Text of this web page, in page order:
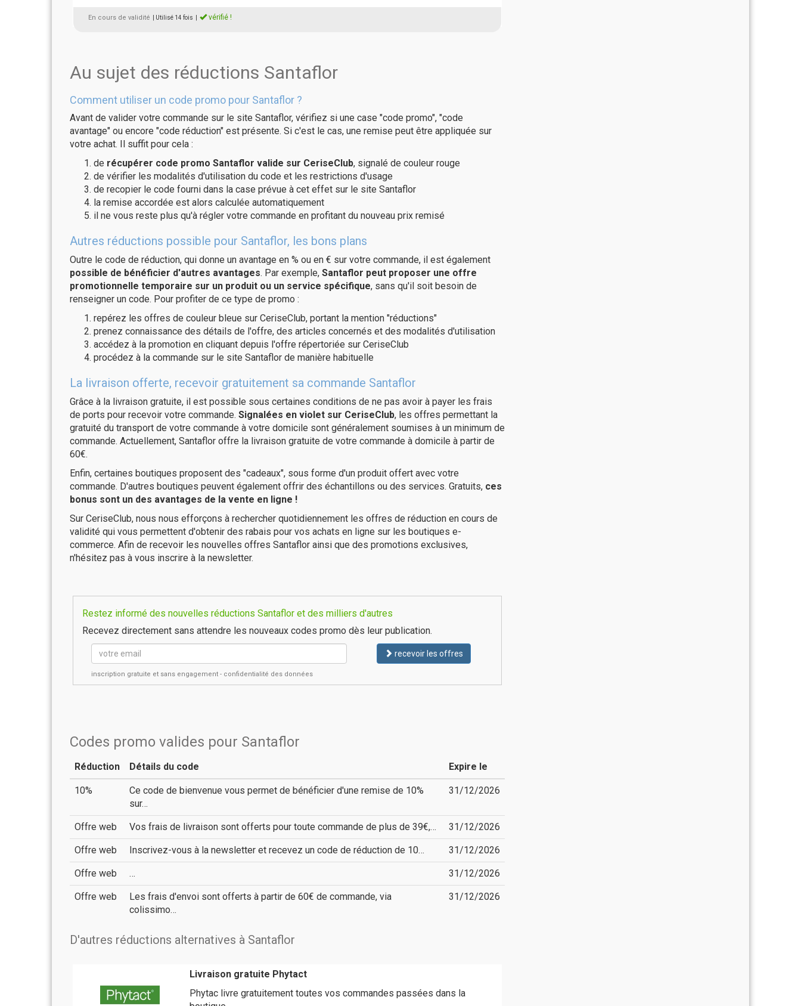
En cours de validité | Utilisé 14 fois vérifié !
Au sujet des réductions Santaflor
Comment utiliser un code promo pour Santaflor ?
Avant de valider votre commande sur le site Santaflor, vérifiez si une case "code promo", "code
avantage" ou encore "code réduction" est présente. Si c'est le cas, une remise peut être appliquée sur
votre achat. Il suffit pour cela :
de récupérer code promo Santaflor valide sur CeriseClub, signalé de couleur rouge
de vérifier les modalités d'utilisation du code et les restrictions d'usage
de recopier le code fourni dans la case prévue à cet effet sur le site Santaflor
la remise accordée est alors calculée automatiquement
il ne vous reste plus qu'à régler votre commande en profitant du nouveau prix remisé
Autres réductions possible pour Santaflor, les bons plans
Outre le code de réduction, qui donne un avantage en % ou en € sur votre commande, il est également
possible de bénéficier d'autres avantages. Par exemple, Santaflor peut proposer une offre
promotionnelle temporaire sur un produit ou un service spécifique, sans qu'il soit besoin de
renseigner un code. Pour profiter de ce type de promo :
repérez les offres de couleur bleue sur CeriseClub, portant la mention "réductions"
prenez connaissance des détails de l'offre, des articles concernés et des modalités d'utilisation
accédez à la promotion en cliquant depuis l'offre répertoriée sur CeriseClub
procédez à la commande sur le site Santaflor de manière habituelle
La livraison offerte, recevoir gratuitement sa commande Santaflor
Grâce à la livraison gratuite, il est possible sous certaines conditions de ne pas avoir à payer les frais
de ports pour recevoir votre commande. Signalées en violet sur CeriseClub, les offres permettant la
gratuité du transport de votre commande à votre domicile sont généralement soumises à un minimum de
commande. Actuellement, Santaflor offre la livraison gratuite de votre commande à domicile à partir de
60€.
Enfin, certaines boutiques proposent des "cadeaux", sous forme d'un produit offert avec votre
commande. D'autres boutiques peuvent également offrir des échantillons ou des services. Gratuits, ces
bonus sont un des avantages de la vente en ligne !
Sur CeriseClub, nous nous efforçons à rechercher quotidiennement les offres de réduction en cours de
validité qui vous permettent d'obtenir des rabais pour vos achats en ligne sur les boutiques e-
commerce. Afin de recevoir les nouvelles offres Santaflor ainsi que des promotions exclusives,
n'hésitez pas à vous inscrire à la newsletter.
Restez informé des nouvelles réductions Santaflor et des milliers d'autres
Recevez directement sans attendre les nouveaux codes promo dès leur publication.
recevoir les offres
inscription gratuite et sans engagement - confidentialité des données
Codes promo valides pour Santaflor
Réduction Détails du code Expire le
10%
Ce code de bienvenue vous permet de bénéficier d'une remise de 10%
sur…
31/12/2026
Offre web Vos frais de livraison sont offerts pour toute commande de plus de 39€,… 31/12/2026
Offre web Inscrivez-vous à la newsletter et recevez un code de réduction de 10… 31/12/2026
Offre web … 31/12/2026
Offre web
Les frais d'envoi sont offerts à partir de 60€ de commande, via
colissimo…
31/12/2026
D'autres réductions alternatives à Santaflor
Livraison gratuite Phytact
Phytac livre gratuitement toutes vos commandes passées dans la